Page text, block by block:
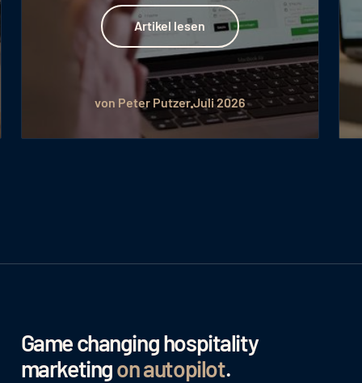
Artikel lesen
Artikel lesen
von Peter PutzerJuli 2026
Game changing hospitality
marketingon autopilot.